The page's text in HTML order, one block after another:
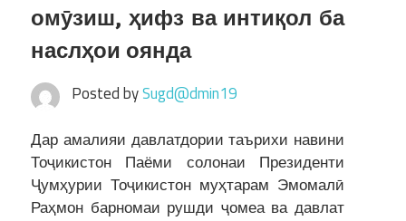
омӯзиш, ҳифз ва интиқол ба
наслҳои оянда
Posted bySugd@dmin19
Дар амалияи давлатдории таърихи навини
Тоҷикистон Паёми солонаи Президенти
Ҷумҳурии Тоҷикистон муҳтарам Эмомалӣ
Раҳмон барномаи рушди ҷомеа ва давлат